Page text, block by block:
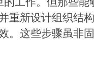
重新设计组织结
。这些步骤虽非